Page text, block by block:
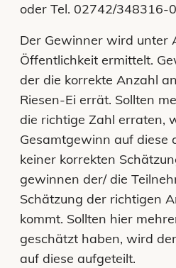
oder Tel. 02742/348316-
Der Gewinner wird unter
Öffentlichkeit ermittelt.
der die korrekte Anzahl
Riesen-Ei errät. Sollten
die richtige Zahl erraten,
Gesamtgewinn auf diese
keiner korrekten
gewinnen der/ die
Schätzung der richtigen
kommt. Sollten hier
geschätzt haben, wird
auf diese aufgeteilt.